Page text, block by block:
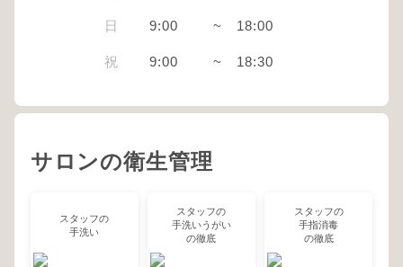
日 9:00 ~ 18:00
祝 9:00 ~ 18:30
サロンの衛生管理
スタッフの
手洗い
スタッフの
手洗いうがい
の徹底
スタッフの
手指消毒
の徹底